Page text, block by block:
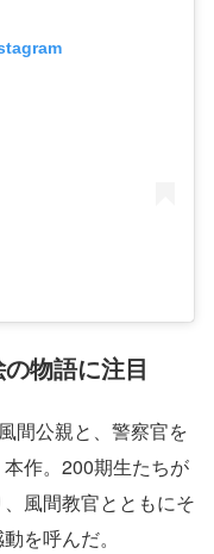
物語に注目
間公親と、警察官を
作。200期生たちが
風間教官とともにそ
を呼んだ。